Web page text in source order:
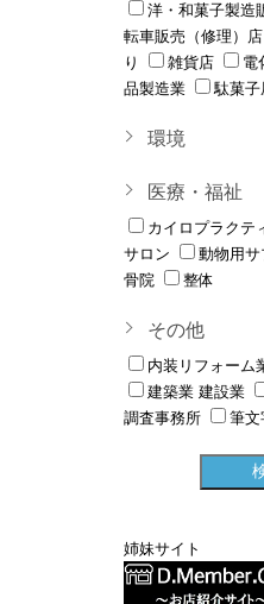
洋・和菓子製造
転車販売（修理）店
り
雑貨店 電
品製造業
駄菓子
環境
医療・福祉
カイロプラクテ
サロン
動物用サ
骨院
整体
その他
内装リフォーム
建築業 建設業
調査事務所
筆文
姉妹サイト